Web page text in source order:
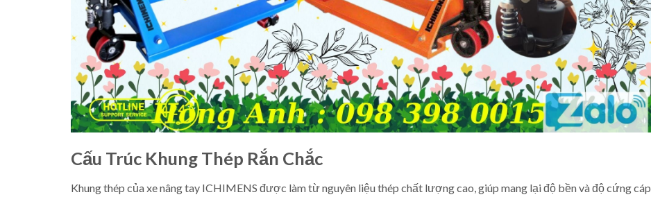
Cấu Trúc Khung Thép Rắn Chắc
Khung thép của xe nâng tay ICHIMENS được làm từ nguyên liệu thép chất lượng cao, giúp mang lại độ bền và độ cứng cáp